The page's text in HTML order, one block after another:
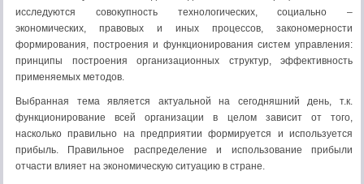
исследуются совокупность технологических, социально –
экономических, правовых и иных процессов, закономерности
формирования, построения и функционирования систем управления:
принципы построения организационных структур, эффективность
применяемых методов.
Выбранная тема является актуальной на сегодняшний день, т.к.
функционирование всей организации в целом зависит от того,
насколько правильно на предприятии формируется и используется
прибыль. Правильное распределение и использование прибыли
отчасти влияет на экономическую ситуацию в стране.